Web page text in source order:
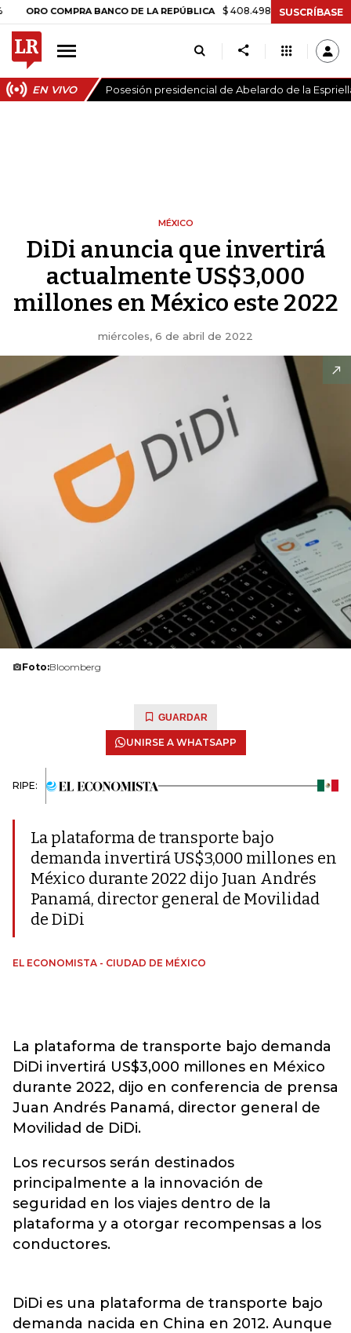
COMPRA BANCO DE LA REPÚBLICA $ 408.498,97 +$ 8.753,81 +2,19%
SUSCRÍBASE
EN VIVO Posesión presidencial de Abelardo de la
MÉXICO
DiDi anuncia que invertirá
actualmente US$3,000
millones en México este 2022
miércoles, 6 de abril de 2022
Foto:Bloomberg
GUARDAR
UNIRSE A WHATSAPP
RIPE:
La plataforma de transporte bajo
demanda invertirá US$3,000 millones en
México durante 2022 dijo Juan Andrés
Panamá, director general de Movilidad
de DiDi
EL ECONOMISTA - CIUDAD DE MÉXICO
La plataforma de transporte bajo demanda
DiDi invertirá US$3,000 millones en México
durante 2022, dijo en conferencia de prensa
Juan Andrés Panamá, director general de
Movilidad de DiDi.
Los recursos serán destinados
principalmente a la innovación de
seguridad en los viajes dentro de la
plataforma y a otorgar recompensas a los
conductores.
DiDi es una plataforma de transporte bajo
demanda nacida en China en 2012. Aunque